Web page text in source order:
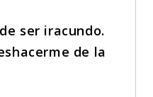
ser iracundo.
de la